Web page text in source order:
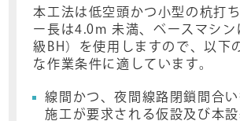
本工法は低空頭かつ小型の杭打
ー長は4.0m 未満、ベースマシン
級BH）を使用しますので、以下
な作業条件に適しています。
線間かつ、夜間線路閉鎖間合
施工が要求される仮設及び本設